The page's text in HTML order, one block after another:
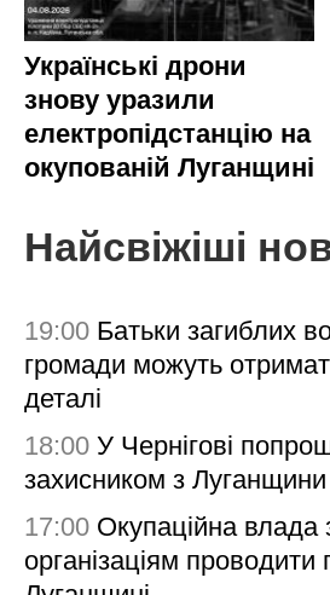
Українські дрони
знову уразили
електропідстанцію на
окупованій Луганщині
Найсвіжіші
19:00 Батьки загиблих
громади можуть
деталі
18:00 У Чернігові
захисником з
17:00 Окупаційна
організаціям